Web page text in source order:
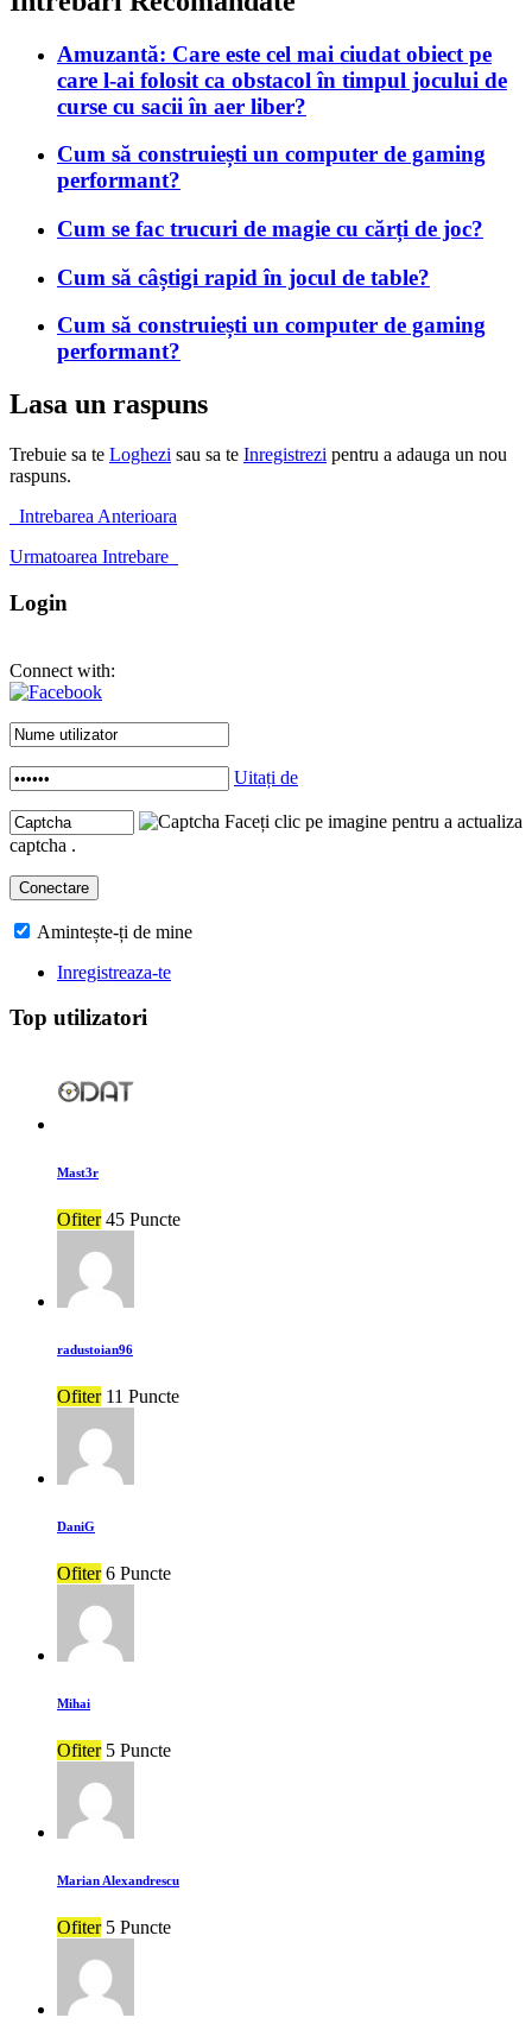
Amuzantă: Care este cel mai ciudat obiect pe
care l-ai folosit ca obstacol în timpul jocului de
curse cu sacii în aer liber?
Cum să construiești un computer de gaming
performant?
Cum se fac trucuri de magie cu cărți de joc?
Cum să câștigi rapid în jocul de table?
Cum să construiești un computer de gaming
performant?
Lasa un raspuns
Trebuie sa te Loghezi sau sa te Inregistrezi pentru a adauga un nou
raspuns.
Intrebarea Anterioara
Urmatoarea Intrebare
Login
Connect with:
Uitați de
Faceți clic pe imagine pentru a actualiza
captcha .
Amintește-ți de mine
Inregistreaza-te
Top utilizatori
Mast3r
Ofiter 45 Puncte
radustoian96
Ofiter 11 Puncte
DaniG
Ofiter 6 Puncte
Mihai
Ofiter 5 Puncte
Marian Alexandrescu
Ofiter 5 Puncte